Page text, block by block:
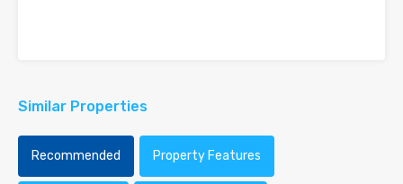
Similar Properties
Recommended Property Features